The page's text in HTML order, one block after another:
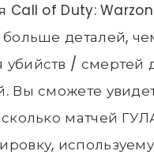
Call of Duty:
больше деталей,
убийств /
Вы сможете
сколько матчей